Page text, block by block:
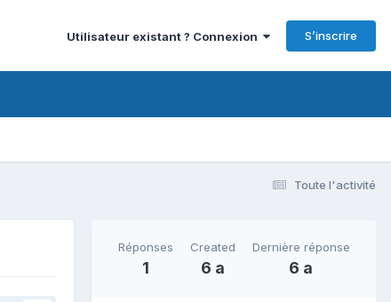
Utilisateur existant ? Connexion S’inscrire
Toute l'activité
Réponses
1
Created
6 a
Dernière réponse
6 a